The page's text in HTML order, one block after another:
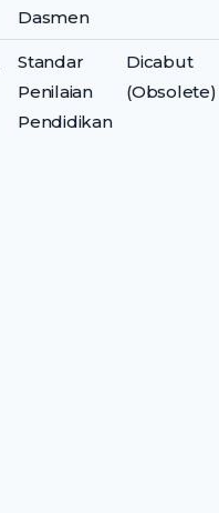
Dasmen
Standar
Penilaian
Pendidikan
Dicabut
(Obsolete)